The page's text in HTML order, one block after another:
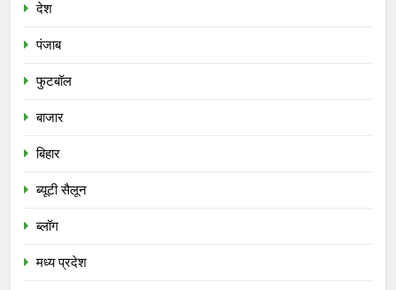
देश
पंजाब
फुटबॉल
बाजार
बिहार
ब्यूटी सैलून
ब्लॉग
मध्य प्रदेश